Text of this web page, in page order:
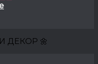
ДЕКОР 🌼